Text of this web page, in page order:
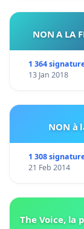
NON A LA
1 364
13 Jan 2018
NON à
1 308
21 Feb 2014
The Voice, la